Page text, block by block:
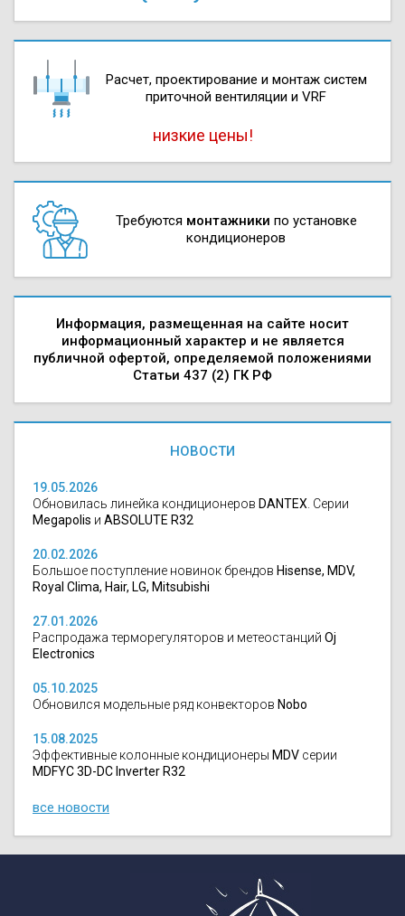
Расчет, проектирова­ние и монтаж систем
приточной вентиляции и VRF
низкие цены!
Требуются монтажники по установке
кондиционеров
Информация, размещенная на сайте носит
информационный характер и не является
публичной офертой, определяемой положениями
Статьи 437 (2) ГК РФ
НОВОСТИ
19.05.2026
Обновилась линейка кондиционеров DANTEX . Серии
Megapolis и ABSOLUTE R32
20.02.2026
Большое поступление новинок брендов Hisense, MDV,
Royal Clima, Hair, LG, Mitsubishi
27.01.2026
Распродажа терморегуляторов и метеостанций Oj
Electronics
05.10.2025
Обновился модельные ряд конвекторов Nobo
15.08.2025
Эффективные колонные кондиционеры MDV серии
MDFYC 3D-DC Inverter R32
все новости